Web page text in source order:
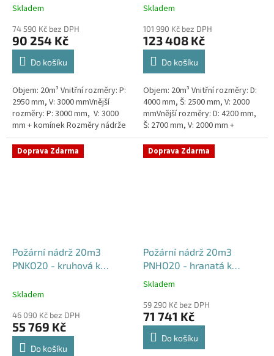
Skladem
74 590 Kč bez DPH
90 254 Kč
Do košíku
Objem: 20m³ Vnitřní rozměry: P:
2950 mm, V: 3000 mmVnější
rozměry: P: 3000 mm, V: 3000
mm + komínek Rozměry nádrže
možno jakkoliv upravit -
vyrobíme nádrž na míru!Nádrž...
Skladem
101 990 Kč bez DPH
123 408 Kč
Do košíku
Objem: 20m³ Vnitřní rozměry: D:
4000 mm, Š: 2500 mm, V: 2000
mmVnější rozměry: D: 4200 mm,
Š: 2700 mm, V: 2000 mm +
komínek Běžná doba dodání 2-3
týdny od objednávky. Rozměry...
Doprava Zdarma
Požární nádrž 20m3
PNKO20 - kruhová k
Skladem
46 090 Kč bez DPH
55 769 Kč
Do košíku
Doprava Zdarma
Požární nádrž 20m3
PNHO20 - hranatá k
obetonování
Průměrné
produktu
je
5,0
Skladem
59 290 Kč bez DPH
71 741 Kč
Do košíku